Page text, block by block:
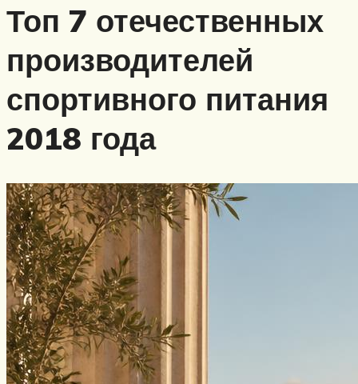
Топ 7 отечественных
производителей
спортивного питания
2018 года